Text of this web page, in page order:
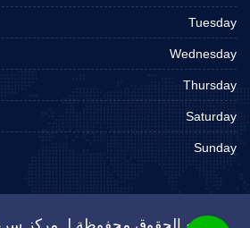
Tuesday
Wednesday
Thursday
Saturday
Sunday